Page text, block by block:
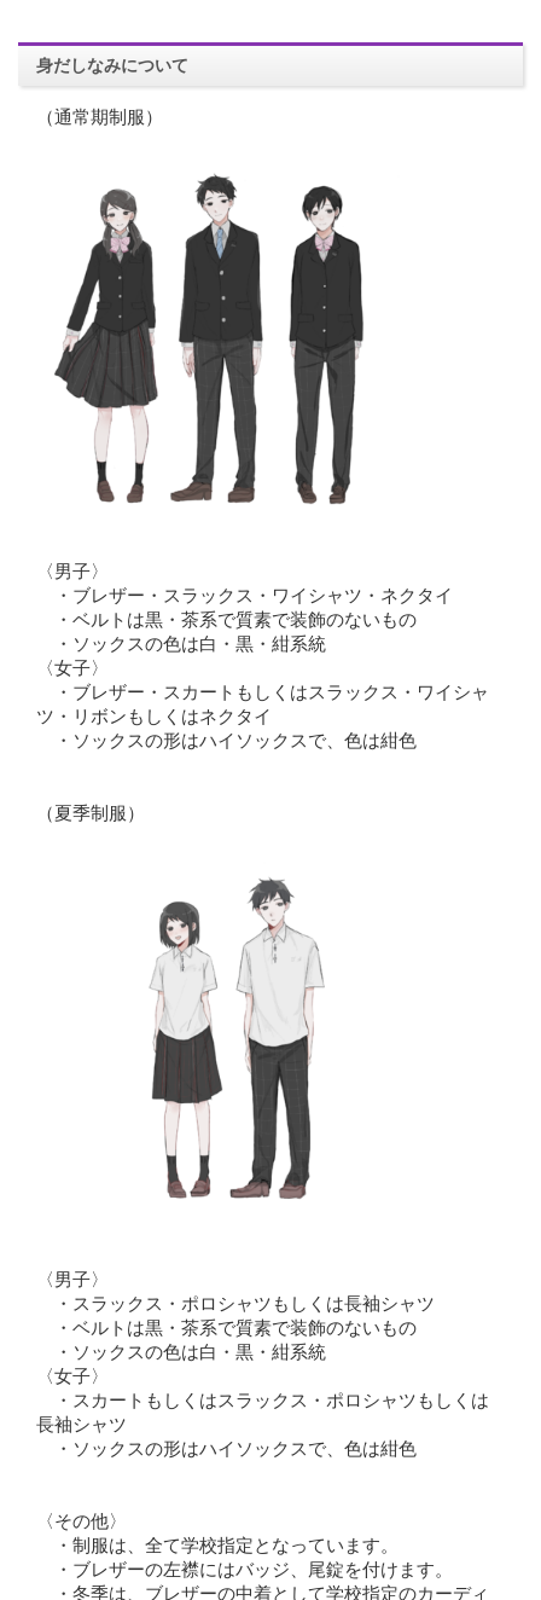
身だしなみについて
（通常期制服）
〈男子〉
・ブレザー・スラックス・ワイシャツ・ネクタイ
・ベルトは黒・茶系で質素で装飾のないもの
・ソックスの色は白・黒・紺系統
〈女子〉
・ブレザー・スカートもしくはスラックス・ワイシャ
ツ・リボンもしくはネクタイ
・ソックスの形はハイソックスで、色は紺色
（夏季制服）
〈男子〉
・スラックス・ポロシャツもしくは長袖シャツ
・ベルトは黒・茶系で質素で装飾のないもの
・ソックスの色は白・黒・紺系統
〈女子〉
・スカートもしくはスラックス・ポロシャツもしくは
長袖シャツ
・ソックスの形はハイソックスで、色は紺色
〈その他〉
・制服は、全て学校指定となっています。
・ブレザーの左襟にはバッジ、尾錠を付けます。
・冬季は、ブレザーの中着として学校指定のカーディ